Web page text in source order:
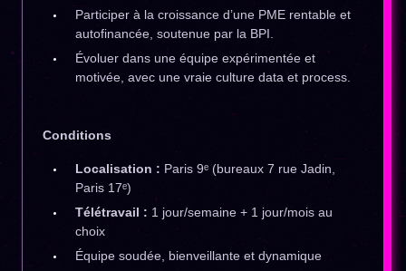
Participer à la croissance d’une PME rentable et
autofinancée, soutenue par la BPI.
Évoluer dans une équipe expérimentée et
motivée, avec une vraie culture data et process.
Conditions
Localisation : Paris 9ᵉ (bureaux 7 rue Jadin,
Paris 17ᵉ)
Télétravail : 1 jour/semaine + 1 jour/mois au
choix
Équipe soudée, bienveillante et dynamique